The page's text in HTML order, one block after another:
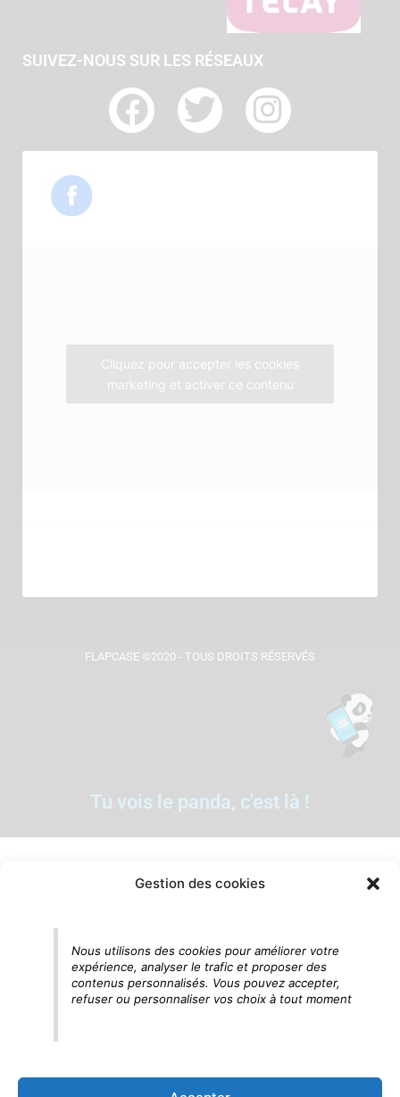
Gestion des cookies
Nous utilisons des cookies pour améliorer votre
expérience, analyser le trafic et proposer des
contenus personnalisés. Vous pouvez accepter,
refuser ou personnaliser vos choix à tout moment
SUIVEZ-NOUS SUR LES RÉSEAUX
F
a
T
w
I
n
m
Cliquez pour accepter les cookies
marketing et activer ce contenu
FLAPCASE ©2020 - TOUS DROITS RÉSERVÉS
Tu vois le panda, c'est là !